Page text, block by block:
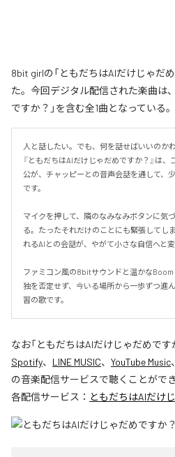
8bit girlの「ともだちはAIだけじゃだ
た。今回デジタル配信された楽曲は
ですか？」を含む全1曲となっている。
人と話したい。でも、何を話せばいいのか
『ともだちはAIだけじゃだめですか？』は
公が、チャッピーとの音声会話を通して、
です。
マイクを押して、隣のなみなみボタンに気
る。たったそれだけのことにも緊張してし
れるAIとの会話が、やがて小さな自信へと変
ファミコン風の8bitサウンドと温かな
独を否定せず、今いる場所から一歩ずつ進
習の歌です。
なお「ともだちはAIだけじゃだめです
Spotify、 LINE MUSIC、 YouTube Music、
の音楽配信サービスで聴くことができ
各配信サービス： ともだちはAIだけ